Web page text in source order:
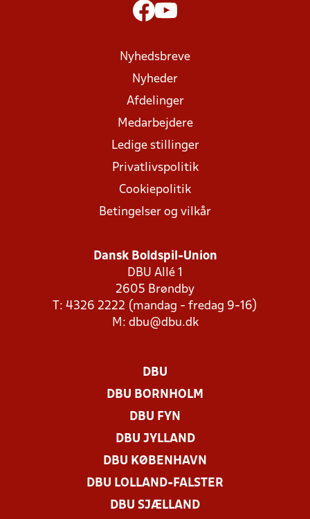
Nyhedsbreve
Nyheder
Afdelinger
Medarbejdere
Ledige stillinger
Privatlivspolitik
Cookiepolitik
Betingelser og vilkår
Dansk Boldspil-Union
DBU Allé 1
2605 Brøndby
T: 4326 2222 (mandag - fredag 9-16)
M: dbu@dbu.dk
DBU
DBU BORNHOLM
DBU FYN
DBU JYLLAND
DBU KØBENHAVN
DBU LOLLAND-FALSTER
DBU SJÆLLAND